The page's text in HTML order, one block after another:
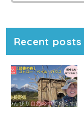
Recent posts